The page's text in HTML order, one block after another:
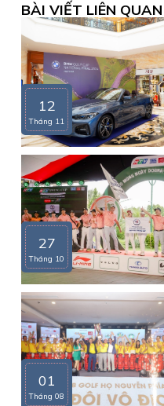
BÀI VIẾT LIÊN QUAN
12
Tháng 11
27
Tháng 10
01
Tháng 08